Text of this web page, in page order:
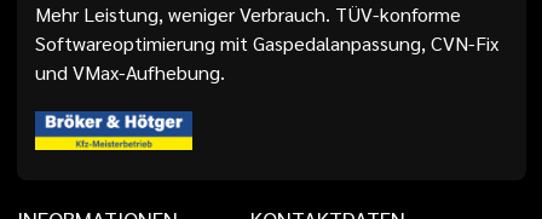
Mehr Leistung, weniger Verbrauch. TÜV-konforme
Softwareoptimierung mit Gaspedalanpassung, CVN-Fix
und VMax-Aufhebung.